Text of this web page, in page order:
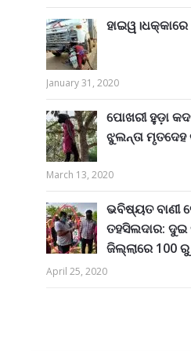
January 31, 2020
ପୋଖରୀ ହୁଡ଼ା
ଝୁଲନ୍ତା ମୃତଦେହ
March 13, 2020
ଭବିଷ୍ୟତ ବାଣୀ
ତହସିଲଦାର:
ଜିଲ୍ଲାରେ 100
April 25, 2020